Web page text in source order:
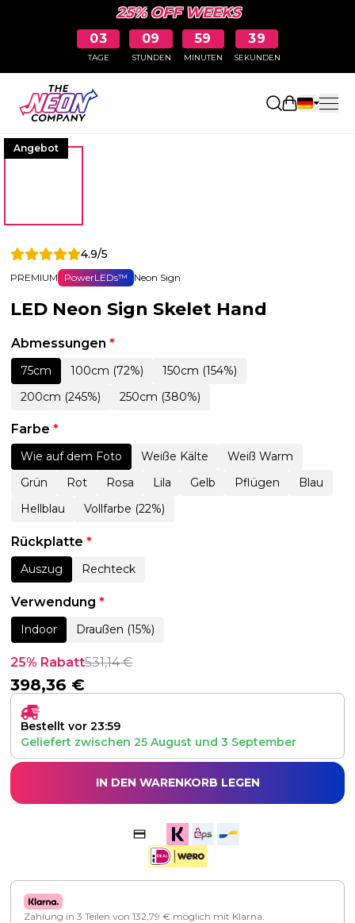
25% OFF WEEKS
03
TAGE
09
STUNDEN
59
MINUTEN
38
SEKUNDEN
Angebot
4.9/5
PREMIUM PowerLEDs™ Neon Sign
LED Neon Sign Skelet Hand
Abmessungen *
75cm 100cm (72%)
150cm (154%)
200cm (245%)
250cm (380%)
Farbe *
Wie auf dem Foto Weiße Kälte
Weiß Warm
Grün
Rot Rosa Lila Gelb Pflügen
Blau
Hellblau
Vollfarbe (22%)
Rückplatte *
Auszug Rechteck
Verwendung *
Indoor Draußen (15%)
25% Rabatt531,14€
398,36 €
Bestellt vor 23:59
Geliefert zwischen 25 August und 3 September
IN DEN WARENKORB LEGEN
Zahlung in 3 Teilen von 132,79 € möglich mit Klarna.